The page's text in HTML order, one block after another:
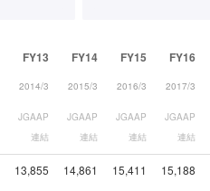
FY13 FY14 FY15 FY16
2014/3 2015/3 2016/3 2017/3
JGAAP
連結
JGAAP
連結
JGAAP
連結
JGAAP
連結
13,855 14,861 15,411 15,188